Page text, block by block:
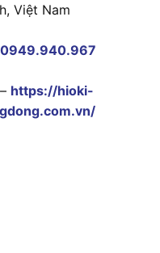
Việt Nam
0949.940.967
– https://hioki-